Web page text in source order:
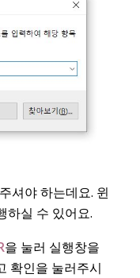
셔야 하는데요. 윈
하실 수 있어요.
을 눌러 실행창을
확인을 눌러주시